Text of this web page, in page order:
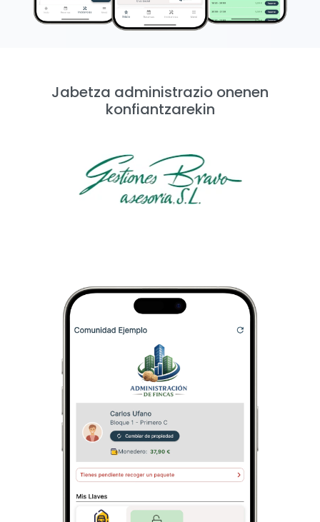
Jabetza administrazio onenen
konfiantzarekin